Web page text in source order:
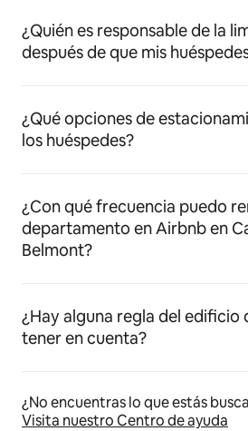
¿Quién es responsable de la
después de que mis
¿Qué opciones de
los huéspedes?
¿Con qué frecuencia puedo
departamento en Airbnb en
Belmont?
¿Hay alguna regla del edificio
tener en cuenta?
¿No encuentras lo que estás
Visita nuestro Centro de ayuda